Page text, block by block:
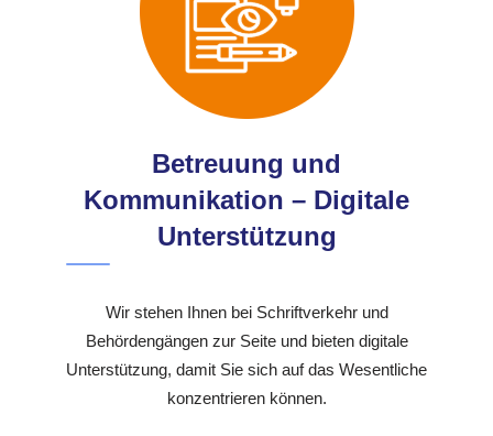
Betreuung und
Kommunikation – Digitale
Unterstützung
Wir stehen Ihnen bei Schriftverkehr und
Behördengängen zur Seite und bieten digitale
Unterstützung, damit Sie sich auf das Wesentliche
konzentrieren können.